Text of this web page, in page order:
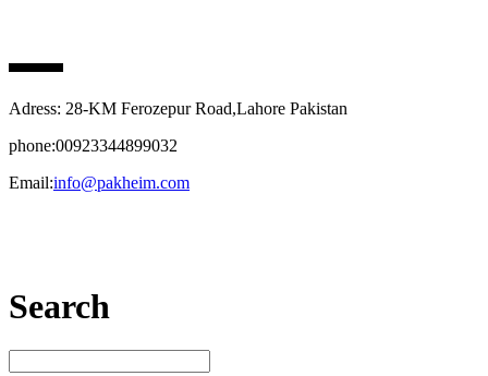
Adress: 28-KM Ferozepur Road,Lahore Pakistan
phone:00923344899032
Email:info@pakheim.com
Search